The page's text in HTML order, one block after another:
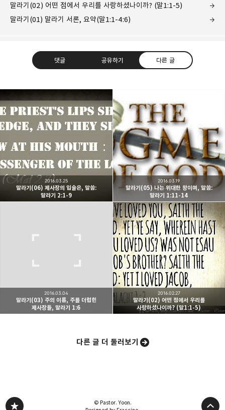
말라기(02) 어떤 점에서 우리를 사랑하셨나이까? (말1:1-5)
말라기(01) 말라기 서론, 요약(말1:1-4:6)
댓글 공유하기 다른 글
Believing Bible Studies
믿음으로 말씀을 공부하는 성경 학교입니다.
구독하기 카카오톡 라인 트위터
네이버 블로그
말라기(06) 제사장의 입술은, 말씀:
말라기 2:1-9
2016.03.25
말라기(05) 나는 위대한 왕이며, 말씀:
말라기 1:11-14
2016.03.19
말라기(03) 주의 이름, 주를 더럽힌
제사장들, 말라기 1:6
2016.03.04
말라기(02) 어떤 점에서 우리를
사랑하셨나이까? (말1:1-5)
2016.02.27
다른 글 더 둘러보기
© Pastor. Yoon.